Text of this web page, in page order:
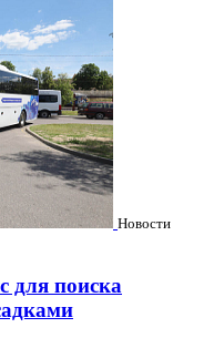
Новости
для поиска